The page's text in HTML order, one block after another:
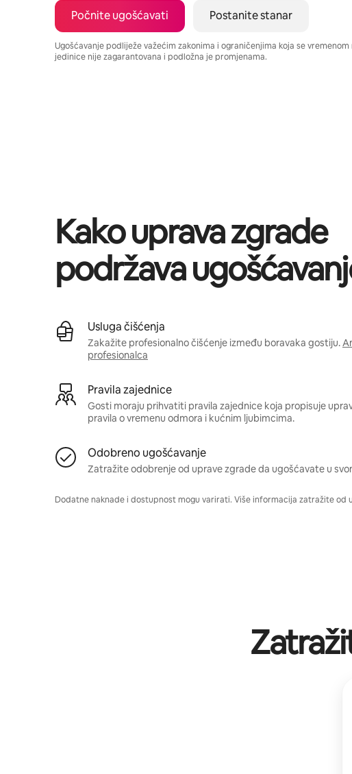
Počnite ugošćavati Postanite stanar
Ugošćavanje podliježe važećim zakonima i ograničenjima koja se
jedinice nije zagarantovana i podložna je promjenama.
Kako uprava zgrade
podržava
Usluga čišćenja
Zakažite profesionalno čišćenje između boravaka gostiju.
profesionalca
Pravila zajednice
Gosti moraju prihvatiti pravila zajednice koja propisuje
pravila o vremenu odmora i kućnim ljubimcima.
Odobreno ugošćavanje
Zatražite odobrenje od uprave zgrade da ugošćavate u
Dodatne naknade i dostupnost mogu varirati. Više informacija zatražite od